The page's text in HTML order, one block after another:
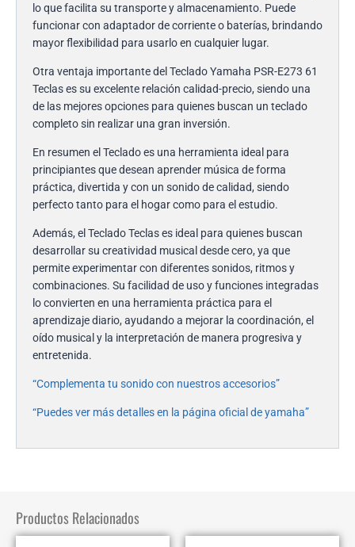
lo que facilita su transporte y almacenamiento. Puede
funcionar con adaptador de corriente o baterías, brindando
mayor flexibilidad para usarlo en cualquier lugar.
Otra ventaja importante del Teclado Yamaha PSR-E273 61
Teclas es su excelente relación calidad-precio, siendo una
de las mejores opciones para quienes buscan un teclado
completo sin realizar una gran inversión.
En resumen el Teclado es una herramienta ideal para
principiantes que desean aprender música de forma
práctica, divertida y con un sonido de calidad, siendo
perfecto tanto para el hogar como para el estudio.
Además, el Teclado Teclas es ideal para quienes buscan
desarrollar su creatividad musical desde cero, ya que
permite experimentar con diferentes sonidos, ritmos y
combinaciones. Su facilidad de uso y funciones integradas
lo convierten en una herramienta práctica para el
aprendizaje diario, ayudando a mejorar la coordinación, el
oído musical y la interpretación de manera progresiva y
entretenida.
“Complementa tu sonido con nuestros accesorios”
“Puedes ver más detalles en la página oficial de yamaha”
Productos Relacionados